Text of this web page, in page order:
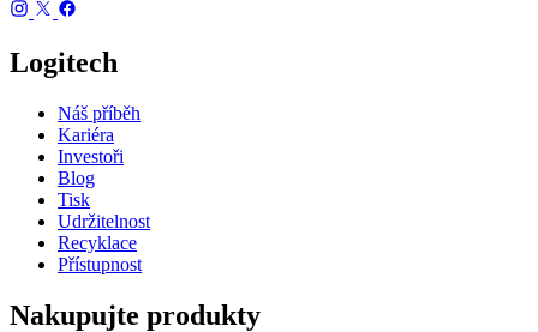
Logitech
Náš příběh
Kariéra
Investoři
Blog
Tisk
Udržitelnost
Recyklace
Přístupnost
Nakupujte produkty